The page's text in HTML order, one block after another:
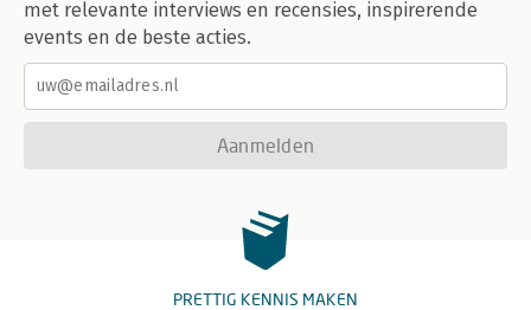
met relevante interviews en recensies, inspirerende
events en de beste acties.
Aanmelden
PRETTIG KENNIS MAKEN